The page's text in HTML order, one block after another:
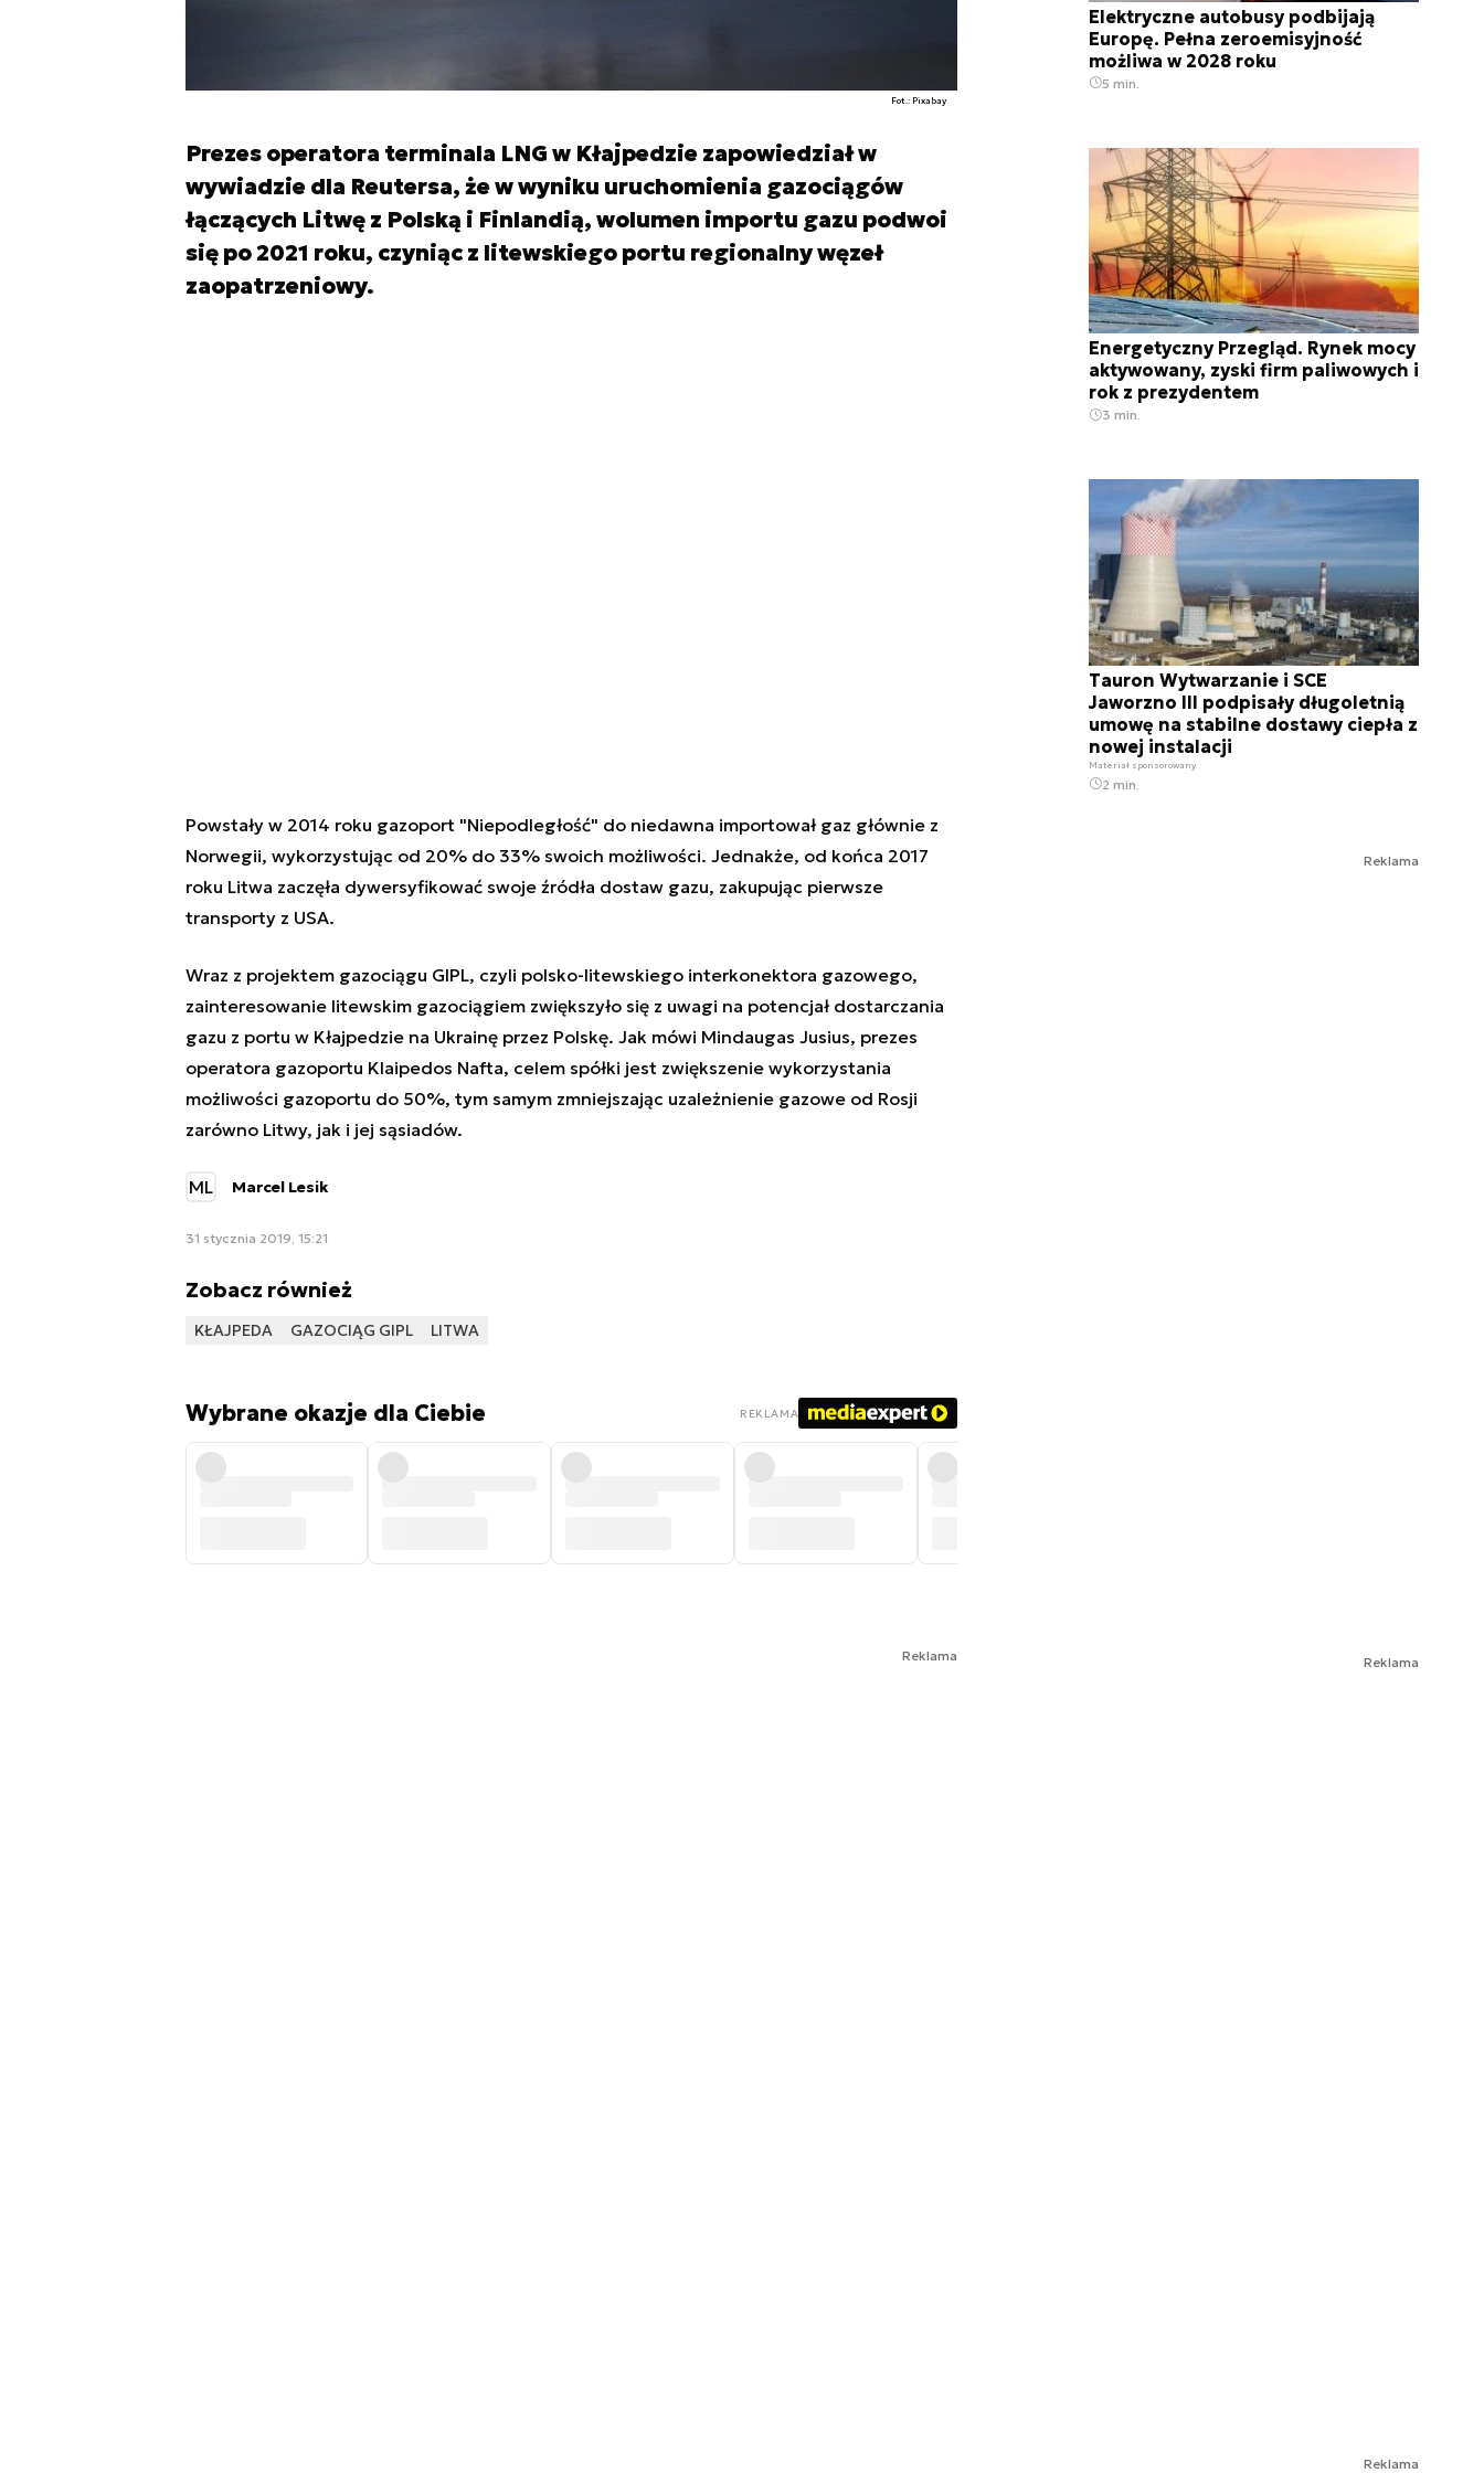
Fot.: Pixabay
Prezes operatora terminala LNG w Kłajpedzie zapowiedział w
wywiadzie dla Reutersa, że w wyniku uruchomienia gazociągów
łączących Litwę z Polską i Finlandią, wolumen importu gazu podwoi
się po 2021 roku, czyniąc z litewskiego portu regionalny węzeł
zaopatrzeniowy.
Powstały w 2014 roku gazoport "Niepodległość" do niedawna importował gaz głównie z
Norwegii, wykorzystując od 20% do 33% swoich możliwości. Jednakże, od końca 2017
roku Litwa zaczęła dywersyfikować swoje źródła dostaw gazu, zakupując pierwsze
transporty z USA.
Wraz z projektem gazociągu GIPL, czyli polsko-litewskiego interkonektora gazowego,
zainteresowanie litewskim gazociągiem zwiększyło się z uwagi na potencjał dostarczania
gazu z portu w Kłajpedzie na Ukrainę przez Polskę. Jak mówi Mindaugas Jusius, prezes
operatora gazoportu Klaipedos Nafta, celem spółki jest zwiększenie wykorzystania
możliwości gazoportu do 50%, tym samym zmniejszając uzależnienie gazowe od Rosji
zarówno Litwy, jak i jej sąsiadów.
ML Marcel Lesik
31 stycznia 2019, 15:21
Zobacz również
KŁAJPEDA GAZOCIĄG GIPL LITWA
Wybrane okazje dla Ciebie REKLAMA
Reklama
Elektryczne autobusy podbijają
Europę. Pełna zeroemisyjność
możliwa w 2028 roku
5 min.
Energetyczny Przegląd. Rynek mocy
aktywowany, zyski firm paliwowych i
rok z prezydentem
3 min.
Tauron Wytwarzanie i SCE
Jaworzno III podpisały długoletnią
umowę na stabilne dostawy ciepła z
nowej instalacji
Materiał sponsorowany
2 min.
Reklama
Reklama
Reklama